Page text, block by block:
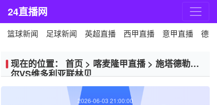
24直播网
篮球新闻 足球新闻 英超直播 西甲直播 意甲直播 德
现在的位置： 首页 > 喀麦隆甲直播> 施塔德勒纳
尔VS维多利亚联林贝
2026-06-03 21:00:00